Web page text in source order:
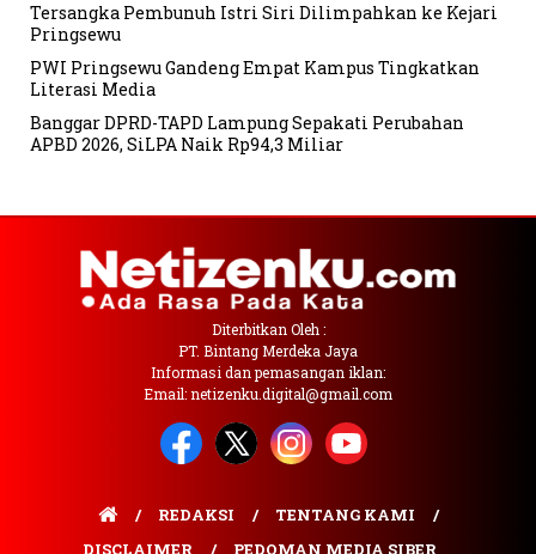
Tersangka Pembunuh Istri Siri Dilimpahkan ke Kejari
Pringsewu
PWI Pringsewu Gandeng Empat Kampus Tingkatkan
Literasi Media
Banggar DPRD-TAPD Lampung Sepakati Perubahan
APBD 2026, SiLPA Naik Rp94,3 Miliar
Diterbitkan Oleh :
PT. Bintang Merdeka Jaya
Informasi dan pemasangan iklan:
Email: netizenku.digital@gmail.com
REDAKSI
TENTANG KAMI
DISCLAIMER
PEDOMAN MEDIA SIBER